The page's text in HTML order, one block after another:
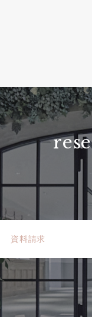
資料請求